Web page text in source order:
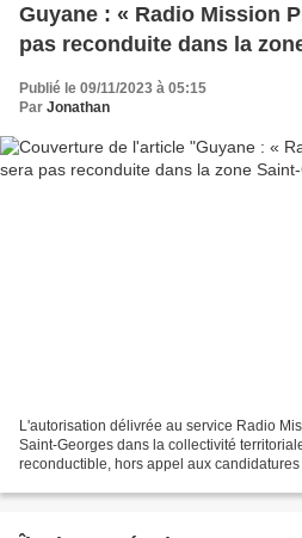
Guyane : « Radio Mission
pas reconduite dans la
Publié le 09/11/2023 à 05:15
Par Jonathan
L'autorisation délivrée au service Radio
Saint-Georges dans la collectivité
reconductible, hors appel aux